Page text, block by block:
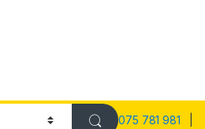
075 781 981